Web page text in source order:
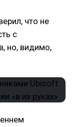
что не
с
но, видимо,